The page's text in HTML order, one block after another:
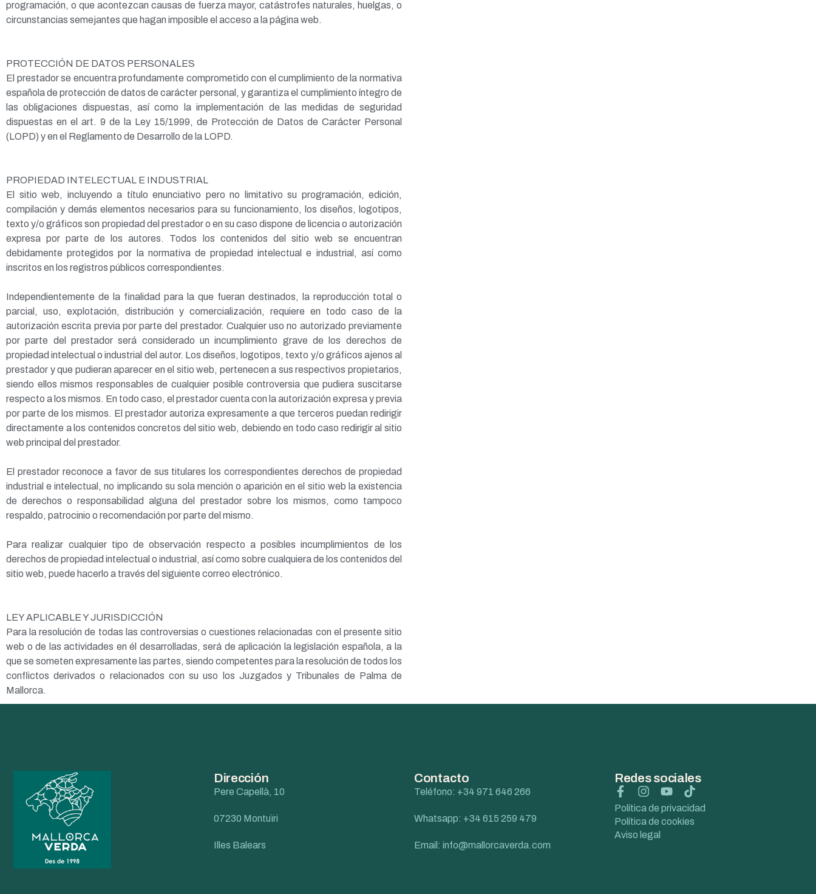
programación, o que acontezcan causas de fuerza mayor, catástrofes naturales, huelgas, o
circunstancias semejantes que hagan imposible el acceso a la página web.
PROTECCIÓN DE DATOS PERSONALES
El prestador se encuentra profundamente comprometido con el cumplimiento de la normativa
española de protección de datos de carácter personal, y garantiza el cumplimiento íntegro de
las obligaciones dispuestas, así como la implementación de las medidas de seguridad
dispuestas en el art. 9 de la Ley 15/1999, de Protección de Datos de Carácter Personal
(LOPD) y en el Reglamento de Desarrollo de la LOPD.
PROPIEDAD INTELECTUAL E INDUSTRIAL
El sitio web, incluyendo a título enunciativo pero no limitativo su programación, edición,
compilación y demás elementos necesarios para su funcionamiento, los diseños, logotipos,
texto y/o gráficos son propiedad del prestador o en su caso dispone de licencia o autorización
expresa por parte de los autores. Todos los contenidos del sitio web se encuentran
debidamente protegidos por la normativa de propiedad intelectual e industrial, así como
inscritos en los registros públicos correspondientes.
Independientemente de la finalidad para la que fueran destinados, la reproducción total o
parcial, uso, explotación, distribución y comercialización, requiere en todo caso de la
autorización escrita previa por parte del prestador. Cualquier uso no autorizado previamente
por parte del prestador será considerado un incumplimiento grave de los derechos de
propiedad intelectual o industrial del autor. Los diseños, logotipos, texto y/o gráficos ajenos al
prestador y que pudieran aparecer en el sitio web, pertenecen a sus respectivos propietarios,
siendo ellos mismos responsables de cualquier posible controversia que pudiera suscitarse
respecto a los mismos. En todo caso, el prestador cuenta con la autorización expresa y previa
por parte de los mismos. El prestador autoriza expresamente a que terceros puedan redirigir
directamente a los contenidos concretos del sitio web, debiendo en todo caso redirigir al sitio
web principal del prestador.
El prestador reconoce a favor de sus titulares los correspondientes derechos de propiedad
industrial e intelectual, no implicando su sola mención o aparición en el sitio web la existencia
de derechos o responsabilidad alguna del prestador sobre los mismos, como tampoco
respaldo, patrocinio o recomendación por parte del mismo.
Para realizar cualquier tipo de observación respecto a posibles incumplimientos de los
derechos de propiedad intelectual o industrial, así como sobre cualquiera de los contenidos del
sitio web, puede hacerlo a través del siguiente correo electrónico.
LEY APLICABLE Y JURISDICCIÓN
Para la resolución de todas las controversias o cuestiones relacionadas con el presente sitio
web o de las actividades en él desarrolladas, será de aplicación la legislación española, a la
que se someten expresamente las partes, siendo competentes para la resolución de todos los
conflictos derivados o relacionados con su uso los Juzgados y Tribunales de Palma de
Mallorca.
Dirección
Pere Capellà, 10
07230 Montuïri
Illes Balears
Contacto
Teléfono: +34 971 646 266
Whatsapp: +34 615 259 479
Email: info@mallorcaverda.com
Redes sociales
Política de privacidad
Política de cookies
Aviso legal